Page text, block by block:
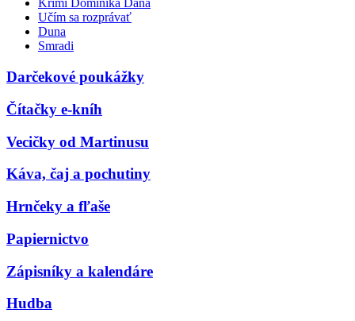
Krimi Dominika Dána
Učím sa rozprávať
Duna
Smradi
Darčekové poukážky
Čítačky e-kníh
Vecičky od Martinusu
Káva, čaj a pochutiny
Hrnčeky a fľaše
Papiernictvo
Zápisníky a kalendáre
Hudba